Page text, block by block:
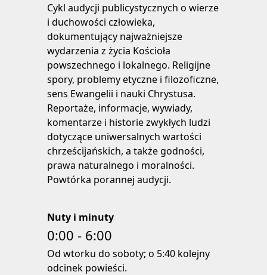
Cykl audycji publicystycznych o wierze
i duchowości człowieka,
dokumentujący najważniejsze
wydarzenia z życia Kościoła
powszechnego i lokalnego. Religijne
spory, problemy etyczne i filozoficzne,
sens Ewangelii i nauki Chrystusa.
Reportaże, informacje, wywiady,
komentarze i historie zwykłych ludzi
dotyczące uniwersalnych wartości
chrześcijańskich, a także godności,
prawa naturalnego i moralności.
Powtórka porannej audycji.
Nuty i minuty
0:00 - 6:00
Od wtorku do soboty; o 5:40 kolejny
odcinek powieści.